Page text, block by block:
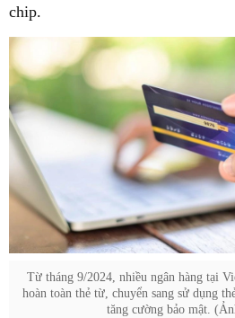
chip.
Từ tháng 9/2024, nhiều ngân hàng tại
hoàn toàn thẻ từ, chuyển sang sử dụng
tăng cường bảo mật.